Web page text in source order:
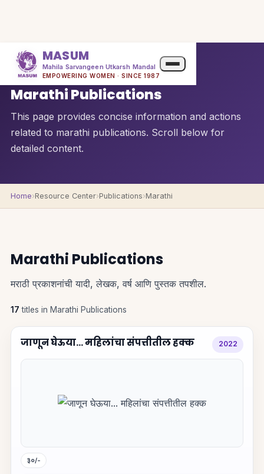
MASUM
Mahila Sarvangeen Utkarsh Mandal
EMPOWERING WOMEN · SINCE 1987
QUICK OVERVIEW
Marathi Publications
This page provides concise information and actions
related to marathi publications. Scroll below for
detailed content.
Home›Resource Center›Publications›Marathi
Marathi Publications
मराठी प्रकाशनांची यादी, लेखक, वर्ष आणि पुस्तक तपशील.
17 titles in Marathi Publications
जाणून घेऊया... महिलांचा संपत्तीतील हक्क 2022
३०/-